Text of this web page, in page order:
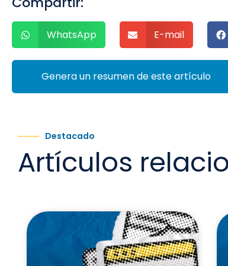
WhatsApp E-mail
Genera un resumen de este artículo
Destacado
Artículos